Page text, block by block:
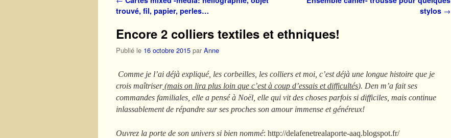
trouvé, fil, papier, perles…
stylos →
Encore 2 colliers textiles et ethniques!
Publié le 16 octobre 2015 par Anne
Comme je l’ai déjà expliqué, les corbeilles, les colliers et moi, c’est déjà une longue histoire que je
crois maîtriser(mais on lira plus loin que c’est à coup d’essais et difficultés). Den m’a fait ses
commandes familiales, elle a pensé à Noël, elle qui vit des choses parfois si difficiles, mais continue
inlassablement de répandre sur ses proches son amour immense et généreux!
Ouvrez la porte de son univers si bien nommé: http://delafenetrealaporte-aaq.blogspot.fr/